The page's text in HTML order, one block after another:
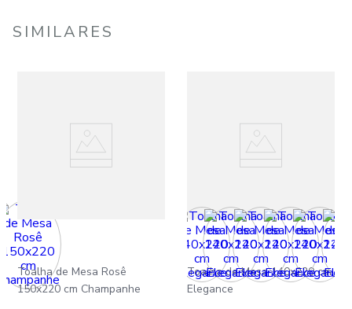
SIMILARES
Toalha de Mesa Rosê
150x220 cm Champanhe
Toalha de Mesa 140x220 cm
Elegance